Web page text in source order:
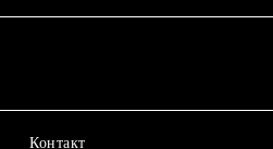
Контакт